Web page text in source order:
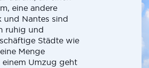
eine andere
und Nantes sind
ruhig und
Städte wie
Menge
einem Umzug geht